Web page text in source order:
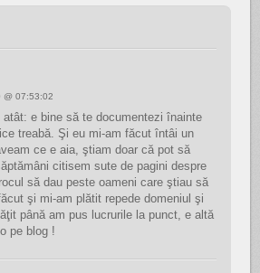
@ 07:53:02
atât: e bine să te documentezi înainte
treabă. Şi eu mi-am făcut întâi un
ce e aia, ştiam doar că pot să
citisem sute de pagini despre
să dau peste oameni care ştiau să
şi mi-am plătit repede domeniul şi
până am pus lucrurile la punct, e altă
pe blog !